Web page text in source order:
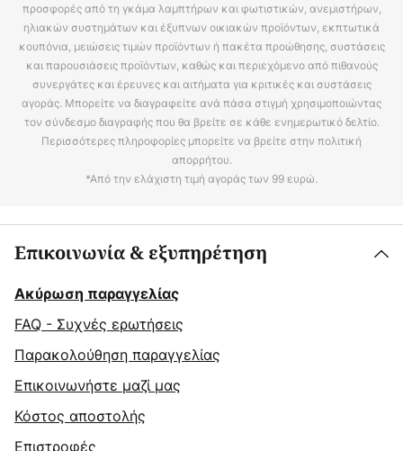
προσφορές από τη γκάμα λαμπτήρων και φωτιστικών, ανεμιστήρων,
ηλιακών συστημάτων και έξυπνων οικιακών προϊόντων, εκπτωτικά
κουπόνια, μειώσεις τιμών προϊόντων ή πακέτα προώθησης, συστάσεις
και παρουσιάσεις προϊόντων, καθώς και περιεχόμενο από πιθανούς
συνεργάτες και έρευνες και αιτήματα για κριτικές και συστάσεις
αγοράς. Μπορείτε να διαγραφείτε ανά πάσα στιγμή χρησιμοποιώντας
τον σύνδεσμο διαγραφής που θα βρείτε σε κάθε ενημερωτικό δελτίο.
Περισσότερες πληροφορίες μπορείτε να βρείτε στην πολιτική
απορρήτου.
*Από την ελάχιστη τιμή αγοράς των 99 ευρώ.
Επικοινωνία & εξυπηρέτηση
Ακύρωση παραγγελίας
FAQ - Συχνές ερωτήσεις
Παρακολούθηση παραγγελίας
Επικοινωνήστε μαζί μας
Κόστος αποστολής
Επιστροφές